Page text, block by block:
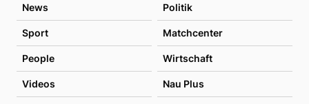
News Politik
Sport Matchcenter
People Wirtschaft
Videos Nau Plus